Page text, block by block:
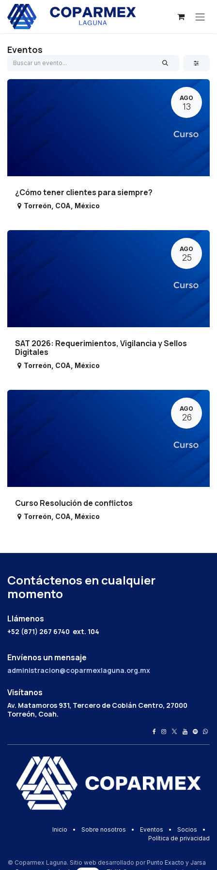
Ir al contenido
Eventos
AGO
13
¿Cómo tener clientes para siempre?
Torreón COA México
AGO
25
SAT 2026: Requerimientos, Vigilancia y Sellos
Digitales
Torreón COA México
AGO
26
Curso Resolución de conflictos
Torreón COA México
Contáctenos en cualquier
momento
Llámenos
+52 (871) 267 6740 ext. 104
Envíenos un mensaje
administracion@coparmexlaguna.org.mx
Visítanos
Av. Matamoros 931, Tercero de Cobián Centro, 27000
Torreón, Coah.
Inicio • Sobre nosotros • Eventos • Socios
•
Política de privacidad
© Coparmex Laguna. Sitio web desarrollado por Punto Exacto y Jarsa